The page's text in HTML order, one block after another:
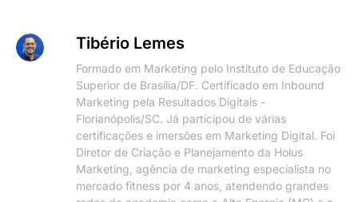
Tibério Lemes
Formado em Marketing pelo Instituto de Educação
Superior de Brasília/DF. Certificado em Inbound
Marketing pela Resultados Digitais -
Florianópolis/SC. Já participou de várias
certificações e imersões em Marketing Digital. Foi
Diretor de Criação e Planejamento da Holus
Marketing, agência de marketing especialista no
mercado fitness por 4 anos, atendendo grandes